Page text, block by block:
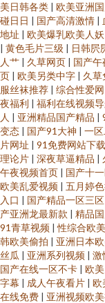
美日韩各类 | 欧美亚洲
碰日日 | 国产高清激情 |
地址 | 欧美爆乳欧美人妖
| 黄色毛片三级 | 日韩屄
人艹 | 久草网页 | 国产
页 | 欧美另类中字 | 久草
服丝袜推荐 | 综合性爱网
夜福利 | 福利在线视频
人 | 亚洲精品国产精品 |
变态 | 国产91大神 | 一
片网址 | 91免费网站下载
理论片 | 深夜草逼精品 |
午夜视频首页 | 国产十
欧美乱爱视频 | 五月婷
入口 | 国产精品一区三区
产亚洲龙最新款 | 精品
91青草视频 |性综合欧
韩欧美偷拍 | 亚洲日本
丝瓜 | 亚洲系列视频 | 激
国产在线一区不卡 | 欧
字幕 | 成人午夜看片 | 欧
在线免费 | 亚洲视频欧